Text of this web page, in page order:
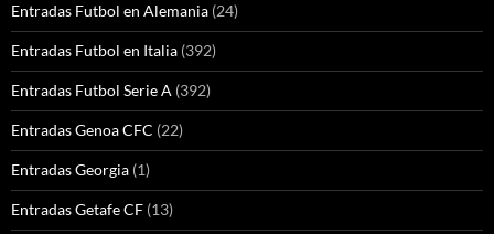
Entradas Futbol en Alemania (24)
Entradas Futbol en Italia (392)
Entradas Futbol Serie A (392)
Entradas Genoa CFC (22)
Entradas Georgia (1)
Entradas Getafe CF (13)